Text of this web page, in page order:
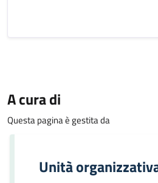
A cura di
Questa pagina è gestita da
Unità